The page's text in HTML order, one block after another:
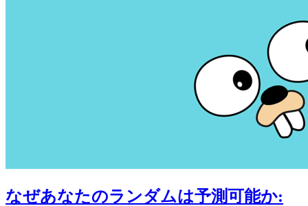
なぜあなたのランダムは予測可能か: